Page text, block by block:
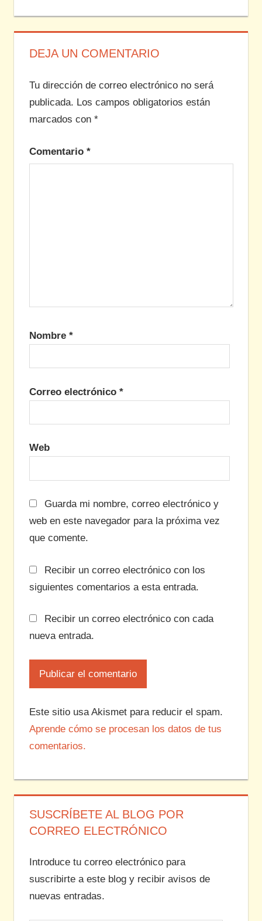
DEJA UN COMENTARIO
Tu dirección de correo electrónico no será
publicada. Los campos obligatorios están
marcados con *
Comentario *
Nombre *
Correo electrónico *
Web
Guarda mi nombre, correo electrónico y
web en este navegador para la próxima vez
que comente.
Recibir un correo electrónico con los
siguientes comentarios a esta entrada.
Recibir un correo electrónico con cada
nueva entrada.
Este sitio usa Akismet para reducir el spam.
Aprende cómo se procesan los datos de tus
comentarios.
SUSCRÍBETE AL BLOG POR
CORREO ELECTRÓNICO
Introduce tu correo electrónico para
suscribirte a este blog y recibir avisos de
nuevas entradas.